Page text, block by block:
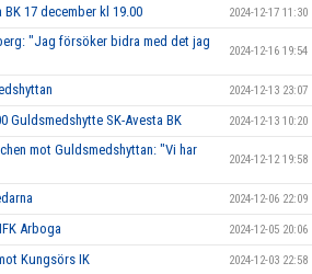
17 december kl 19.00 2024-12-17 11:30
"Jag försöker bidra med det jag
2024-12-16 19:54
2024-12-13 23:07
Guldsmedshytte SK-Avesta BK 2024-12-13 10:20
mot Guldsmedshyttan: "Vi har
2024-12-12 19:58
2024-12-06 22:09
Arboga 2024-12-05 20:06
Kungsörs IK 2024-12-03 22:58